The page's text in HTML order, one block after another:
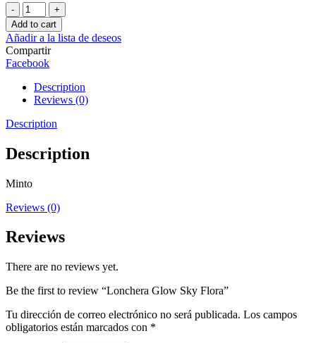
Lonchera
Glow
Sky
Flora
quantity
Add to cart
Añadir a la lista de deseos
Compartir
Facebook
Description
Reviews (0)
Description
Description
Minto
Reviews (0)
Reviews
There are no reviews yet.
Be the first to review “Lonchera Glow Sky Flora”
Tu dirección de correo electrónico no será publicada. Los campos
obligatorios están marcados con *